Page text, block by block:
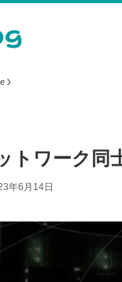
トワーク
年6月14日